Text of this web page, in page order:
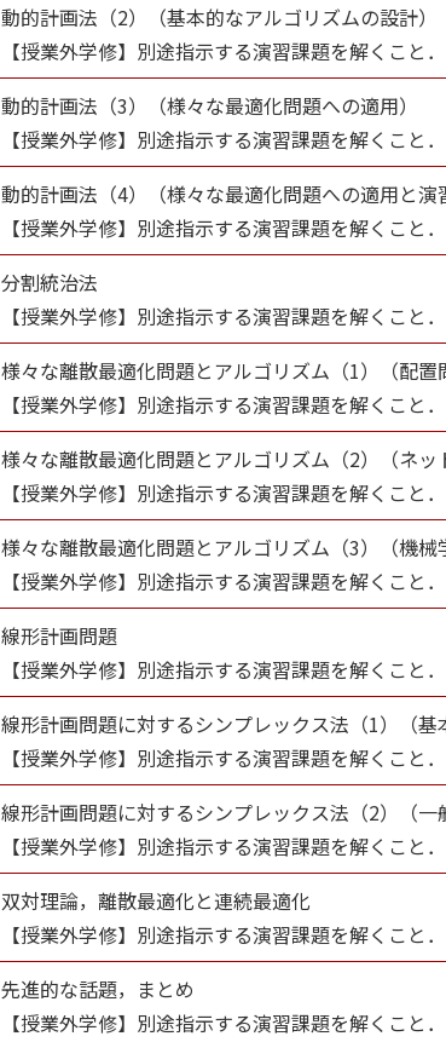
動的計画法（2）（基本的なアルゴリズムの設計）
【授業外学修】別途指示する演習課題を解くこと．
動的計画法（3）（様々な最適化問題への適用）
【授業外学修】別途指示する演習課題を解くこと．
動的計画法（4）（様々な最適化問題への適用と演
【授業外学修】別途指示する演習課題を解くこと．
分割統治法
【授業外学修】別途指示する演習課題を解くこと．
様々な離散最適化問題とアルゴリズム（1）（配置
【授業外学修】別途指示する演習課題を解くこと．
様々な離散最適化問題とアルゴリズム（2）（ネッ
【授業外学修】別途指示する演習課題を解くこと．
様々な離散最適化問題とアルゴリズム（3）（機械
【授業外学修】別途指示する演習課題を解くこと．
線形計画問題
【授業外学修】別途指示する演習課題を解くこと．
線形計画問題に対するシンプレックス法（1）（基
【授業外学修】別途指示する演習課題を解くこと．
線形計画問題に対するシンプレックス法（2）（一
【授業外学修】別途指示する演習課題を解くこと．
双対理論，離散最適化と連続最適化
【授業外学修】別途指示する演習課題を解くこと．
先進的な話題，まとめ
【授業外学修】別途指示する演習課題を解くこと．